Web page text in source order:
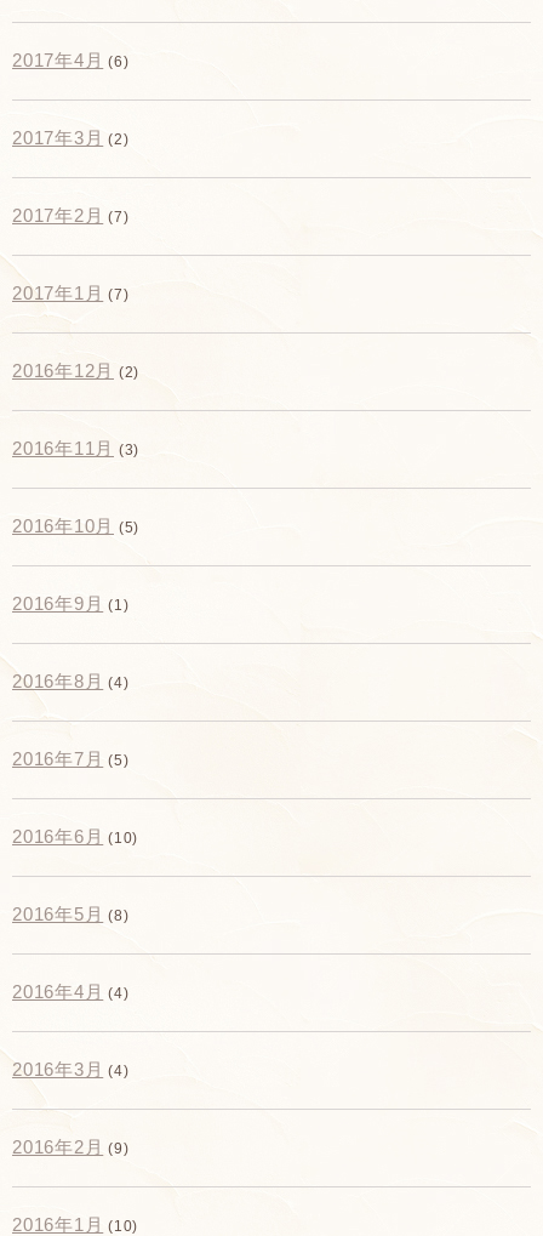
2017年4月 (6)
2017年3月 (2)
2017年2月 (7)
2017年1月 (7)
2016年12月 (2)
2016年11月 (3)
2016年10月 (5)
2016年9月 (1)
2016年8月 (4)
2016年7月 (5)
2016年6月 (10)
2016年5月 (8)
2016年4月 (4)
2016年3月 (4)
2016年2月 (9)
2016年1月 (10)